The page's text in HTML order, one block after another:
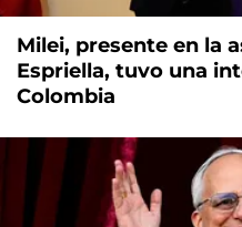
Milei, presente en la
Espriella, tuvo una
Colombia